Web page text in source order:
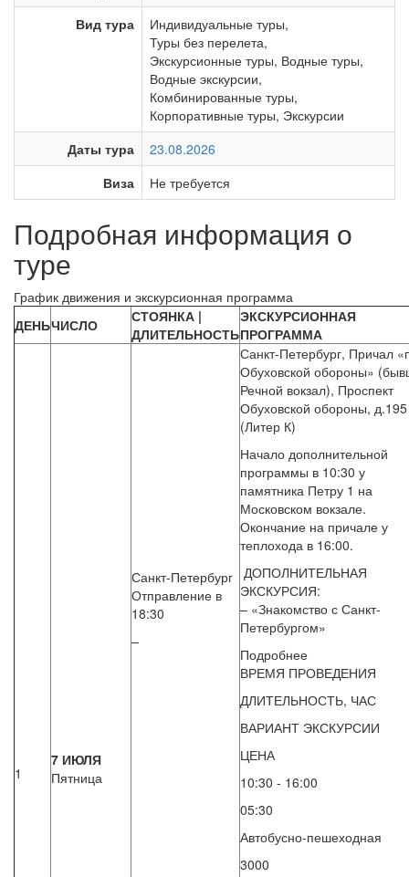
Вид тура
Индивидуальные туры,
Туры без перелета,
Экскурсионные туры, Водные туры,
Водные экскурсии,
Комбинированные туры,
Корпоративные туры, Экскурсии
Даты тура
23.08.2026
Виза
Не требуется
Подробная информация о
туре
График движения и экскурсионная программа
ДЕНЬЧИСЛО
СТОЯНКА |
ДЛИТЕЛЬНОСТЬ
ЭКСКУРСИОННАЯ
ПРОГРАММА
1
7 ИЮЛЯ
Пятница
Санкт-Петербург
Отправление в
18:30
–
Санкт-Петербург, Причал
Обуховской обороны»
Речной вокзал), Проспект
Обуховской обороны, д.195
(Литер К)
Начало дополнительной
программы в 10:30 у
памятника Петру 1 на
Московском вокзале.
Окончание на причале у
теплохода в 16:00.
ДОПОЛНИТЕЛЬНАЯ
ЭКСКУРСИЯ:
– «Знакомство с Санкт-
Петербургом»
Подробнее
ВРЕМЯ ПРОВЕДЕНИЯ
ДЛИТЕЛЬНОСТЬ, ЧАС
ВАРИАНТ ЭКСКУРСИИ
ЦЕНА
10:30 - 16:00
05:30
Автобусно-пешеходная
3000